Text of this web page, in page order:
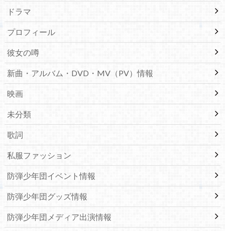
ドラマ
プロフィール
彼女の噂
新曲・アルバム・DVD・MV（PV）情報
映画
未分類
歌詞
私服ファッション
防弾少年団イベント情報
防弾少年団グッズ情報
防弾少年団メディア出演情報